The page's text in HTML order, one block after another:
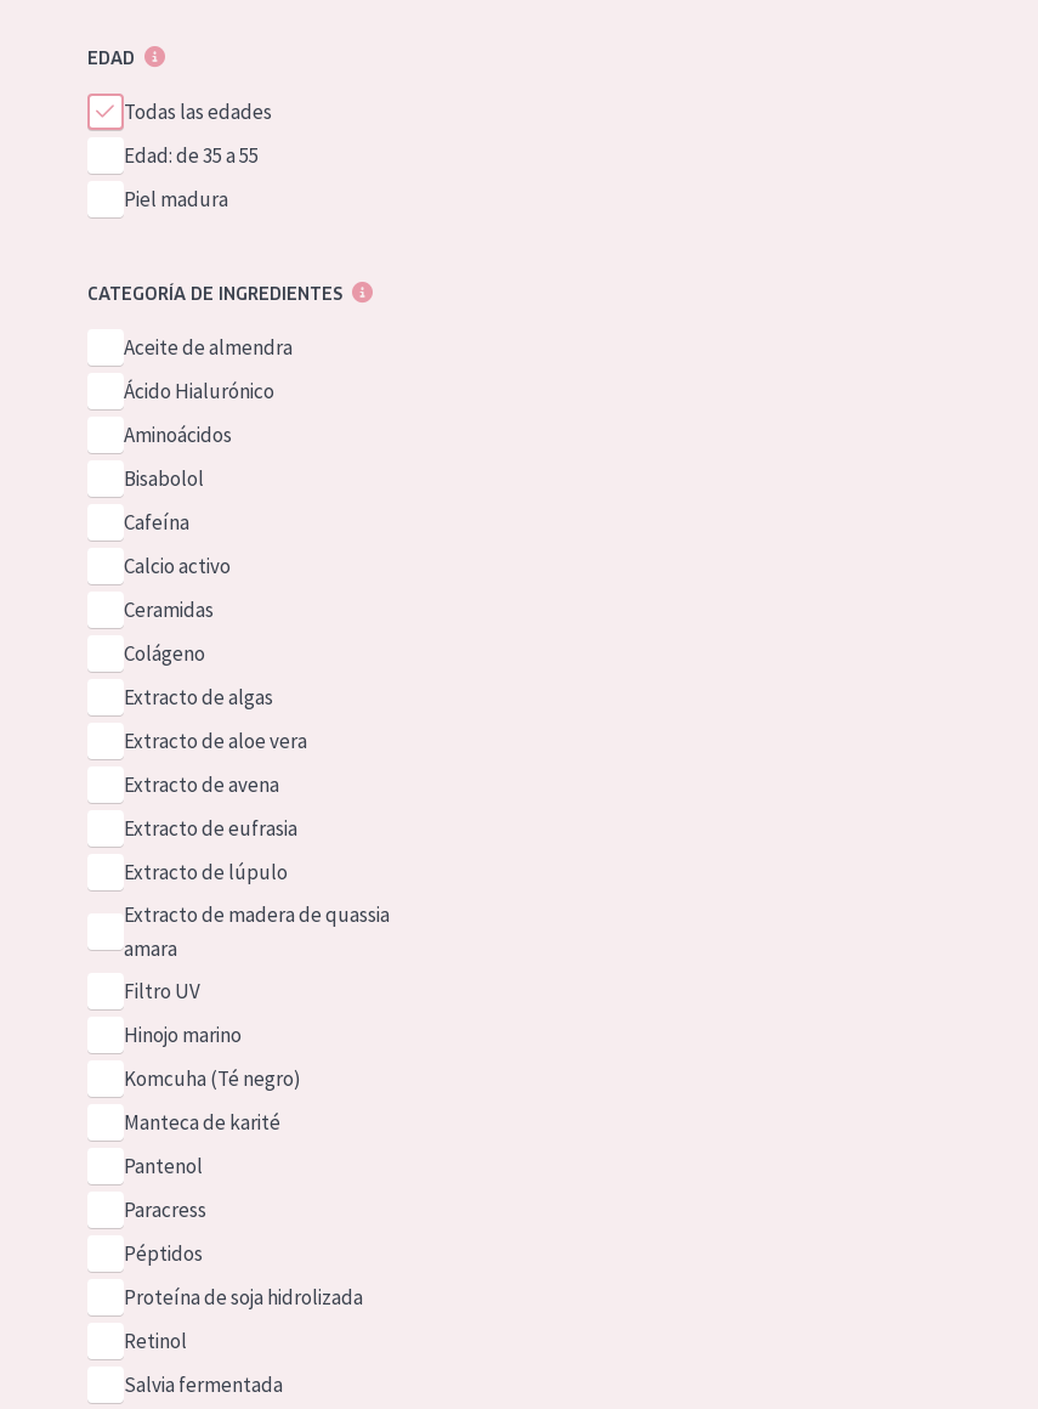
EDAD
Todas las edades
Edad: de 35 a 55
Piel madura
CATEGORÍA DE INGREDIENTES
Aceite de almendra
Ácido Hialurónico
Aminoácidos
Bisabolol
Cafeína
Calcio activo
Ceramidas
Colágeno
Extracto de algas
Extracto de aloe vera
Extracto de avena
Extracto de eufrasia
Extracto de lúpulo
Extracto de madera de quassia
amara
Filtro UV
Hinojo marino
Komcuha (Té negro)
Manteca de karité
Pantenol
Paracress
Péptidos
Proteína de soja hidrolizada
Retinol
Salvia fermentada